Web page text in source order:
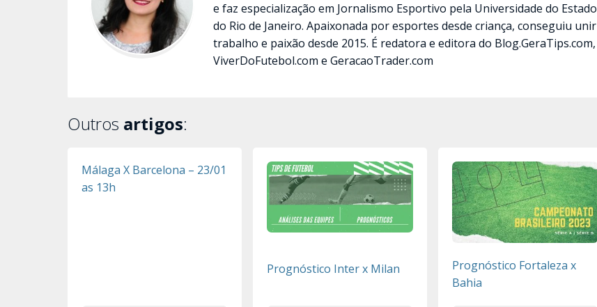
e faz especialização em Jornalismo Esportivo pela Universidade do Estado
do Rio de Janeiro. Apaixonada por esportes desde criança, conseguiu unir
trabalho e paixão desde 2015. É redatora e editora do Blog.GeraTips.com,
ViverDoFutebol.com e GeracaoTrader.com
Outros artigos:
Málaga X Barcelona – 23/01
as 13h
Prognóstico Inter x Milan
Prognóstico Fortaleza x
Bahia